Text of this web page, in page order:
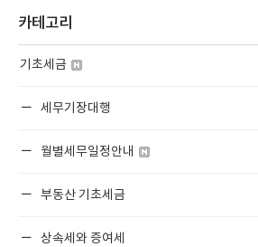
카테고리
기초세금
세무기장대행
월별세무일정안내
부동산 기초세금
상속세와 증여세